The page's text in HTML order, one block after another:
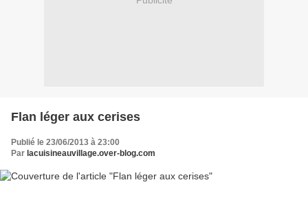
Flan léger aux cerises
Publié le 23/06/2013 à 23:00
Par lacuisineauvillage.over-blog.com